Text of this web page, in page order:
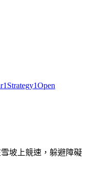
1 Strategy1Open
坡上競速，躲避障礙